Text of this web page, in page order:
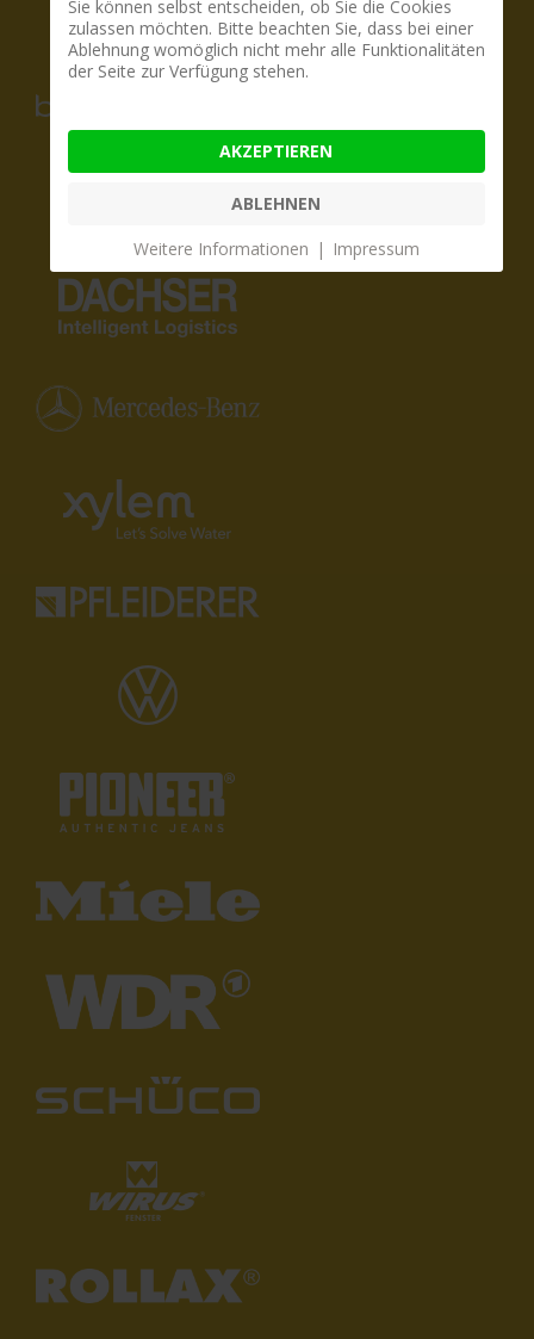
Sie können selbst entscheiden, ob Sie die Cookies
zulassen möchten. Bitte beachten Sie, dass bei einer
Ablehnung womöglich nicht mehr alle Funktionalitäten
der Seite zur Verfügung stehen.
AKZEPTIEREN
ABLEHNEN
Weitere Informationen | Impressum